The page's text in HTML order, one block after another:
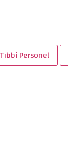
Tıbbi Personel